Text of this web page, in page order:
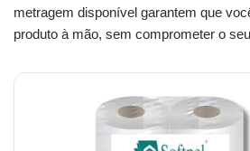
metragem disponível garantem que
produto à mão, sem comprometer o